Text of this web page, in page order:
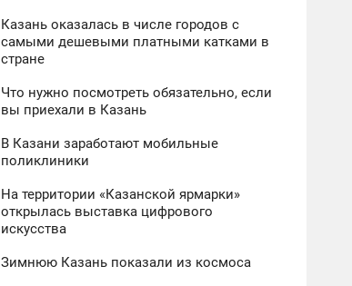
Казань оказалась в числе городов с
самыми дешевыми платными катками в
стране
Что нужно посмотреть обязательно, если
вы приехали в Казань
В Казани заработают мобильные
поликлиники
На территории «Казанской ярмарки»
открылась выставка цифрового
искусства
Зимнюю Казань показали из космоса